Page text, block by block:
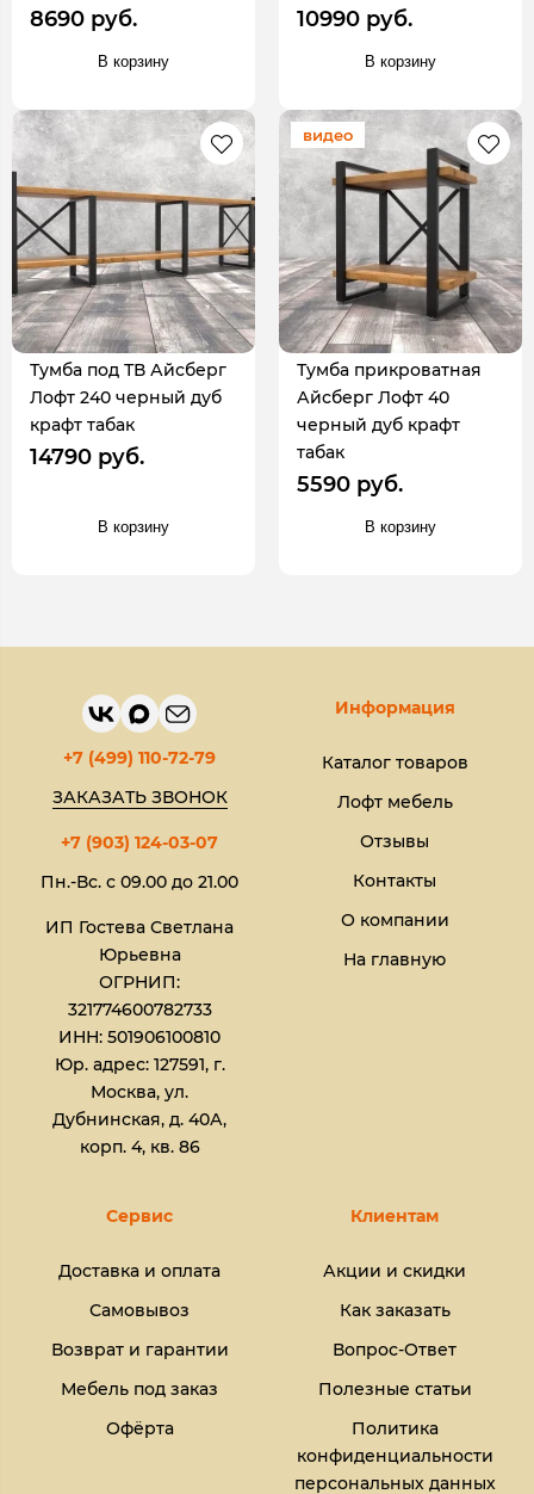
8690 руб.
В корзину
10990 руб.
В корзину
Тумба под ТВ Айсберг
Лофт 240 черный дуб
крафт табак
14790 руб.
В корзину
видео
Тумба прикроватная
Айсберг Лофт 40
черный дуб крафт
табак
5590 руб.
В корзину
+7 (499) 110-72-79
ЗАКАЗАТЬ ЗВОНОК
+7 (903) 124-03-07
Пн.-Вс. с 09.00 до 21.00
ИП Гостева Светлана
Юрьевна​
ОГРНИП:
321774600782733
ИНН: 501906100810
Юр. адрес: 127591, г.
Москва, ул.
Дубнинская, д. 40А,
корп. 4, кв. 86
Информация
Каталог товаров
Лофт мебель
Отзывы
Контакты
О компании
На главную
Сервис
Доставка и оплата
Самовывоз
Возврат и гарантии
Мебель под заказ
Офёрта
Клиентам
Акции и скидки
Как заказать
Вопрос-Ответ
Полезные статьи
Политика
конфиденциальности
персональных данных